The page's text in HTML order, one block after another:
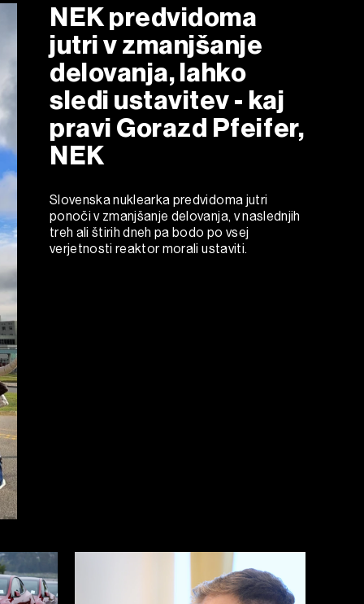
NEK predvidoma
jutri v zmanjšanje
delovanja, lahko
sledi ustavitev - kaj
pravi Gorazd Pfeifer,
NEK
Slovenska nuklearka predvidoma jutri
ponoči v zmanjšanje delovanja, v naslednjih
treh ali štirih dneh pa bodo po vsej
verjetnosti reaktor morali ustaviti.